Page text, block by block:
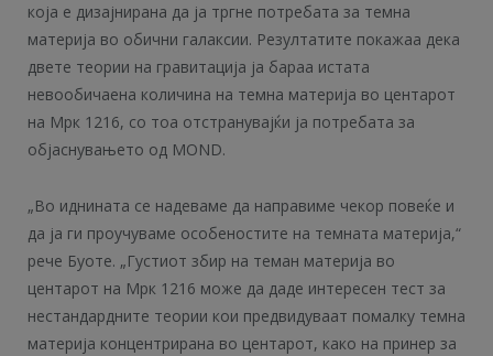
која е дизајнирана да ја тргне потребата за темна
материја во обични галаксии. Резултатите покажаа дека
двете теории на гравитација ја бараа истата
невообичаена количина на темна материја во центарот
на Мрк 1216, со тоа отстранувајќи ја потребата за
објаснувањето од MOND.
„Во иднината се надеваме да направиме чекор повеќе и
да ја ги проучуваме особеностите на темната материја,“
рече Буоте. „Густиот збир на теман материја во
центарот на Мрк 1216 може да даде интересен тест за
нестандардните теории кои предвидуваат помалку темна
материја концентрирана во центарот, како на принер за